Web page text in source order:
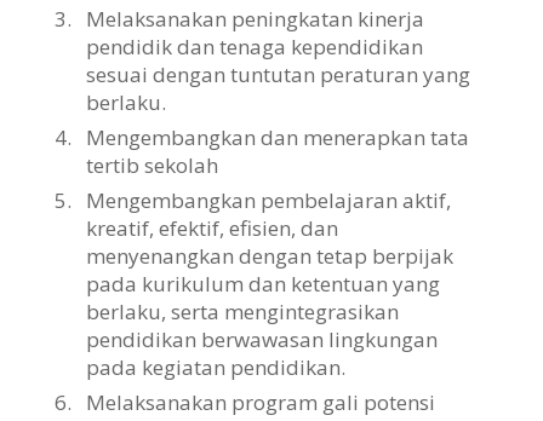
3.
Melaksanakan peningkatan kinerja
pendidik dan tenaga kependidikan
sesuai dengan tuntutan peraturan yang
berlaku.
4.
Mengembangkan dan menerapkan tata
tertib sekolah
5.
Mengembangkan pembelajaran aktif,
kreatif, efektif, efisien, dan
menyenangkan dengan tetap berpijak
pada kurikulum dan ketentuan yang
berlaku, serta mengintegrasikan
pendidikan berwawasan lingkungan
pada kegiatan pendidikan.
6.
Melaksanakan program gali potensi